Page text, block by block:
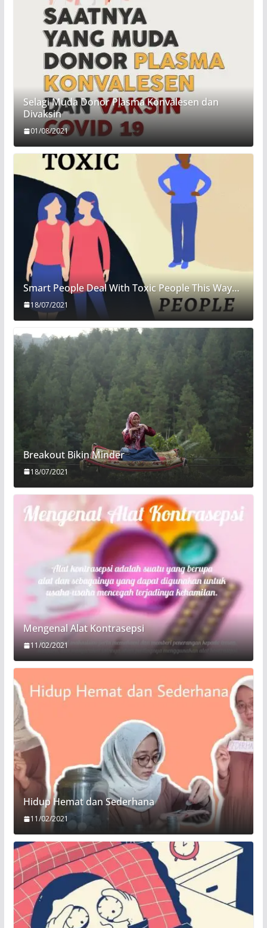
Selagi Muda Donor Plasma Konvalesen dan
Divaksin
01/08/2021
Smart People Deal With Toxic People This Way…
18/07/2021
Breakout Bikin Minder
18/07/2021
Mengenal Alat Kontrasepsi
11/02/2021
Hidup Hemat dan Sederhana
11/02/2021